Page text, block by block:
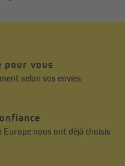
pour vous
selon vos envies.
Europe nous ont déjà choisis